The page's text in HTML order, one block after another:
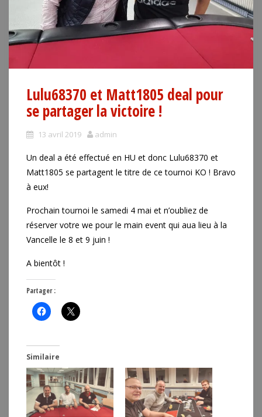
Lulu68370 et Matt1805 deal pour
se partager la victoire !
13 avril 2019 admin
Un deal a été effectué en HU et donc Lulu68370 et
Matt1805 se partagent le titre de ce tournoi KO ! Bravo
à eux!
Prochain tournoi le samedi 4 mai et n’oubliez de
réserver votre we pour le main event qui aua lieu à la
Vancelle le 8 et 9 juin !
A bientôt !
Partager :
Similaire